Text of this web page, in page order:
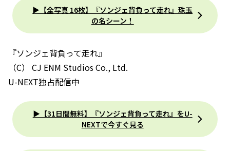
▶【全写真 16枚】『ソンジェ背負って走れ』珠玉
の名シーン！
『ソンジェ背負って走れ』
（C） CJ ENM Studios Co., Ltd.
U-NEXT独占配信中
▶︎【31日間無料】『ソンジェ背負って走れ』をU-
NEXTで今すぐ見る